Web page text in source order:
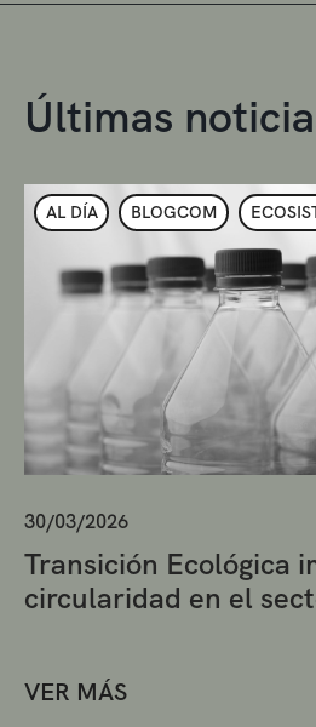
Últimas
AL DÍA BLOGCOM
30/03/2026
Transición Ecológica
circularidad en el
VER MÁS